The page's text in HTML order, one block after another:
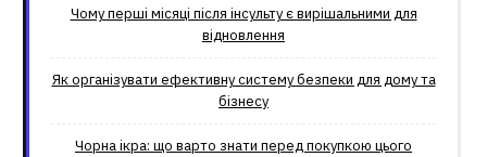
Чому перші місяці після інсульту є вирішальними для
відновлення
Як організувати ефективну систему безпеки для дому та
бізнесу
Чорна ікра: що варто знати перед покупкою цього